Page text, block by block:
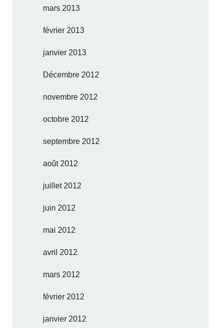
mars 2013
février 2013
janvier 2013
Décembre 2012
novembre 2012
octobre 2012
septembre 2012
août 2012
juillet 2012
juin 2012
mai 2012
avril 2012
mars 2012
février 2012
janvier 2012